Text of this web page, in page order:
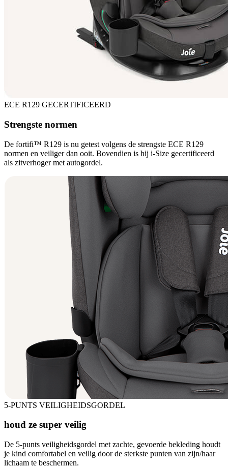
ECE R129 GECERTIFICEERD
Strengste normen
De fortifi™ R129 is nu getest volgens de strengste ECE R129
normen en veiliger dan ooit. Bovendien is hij i-Size gecertificeerd
als zitverhoger met autogordel.
5-PUNTS VEILIGHEIDSGORDEL
houd ze super veilig
De 5-punts veiligheidsgordel met zachte, gevoerde bekleding houdt
je kind comfortabel en veilig door de sterkste punten van zijn/haar
lichaam te beschermen.